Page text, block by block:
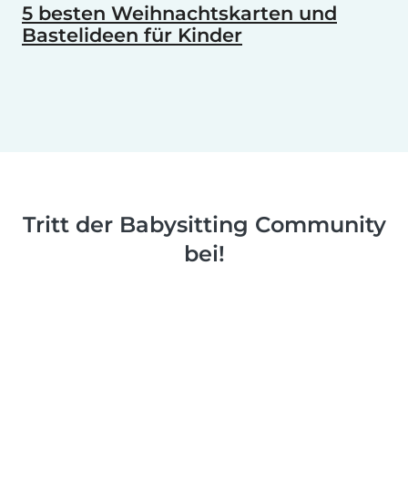
5 besten Weihnachtskarten und
Bastelideen für Kinder
Tritt der Babysitting Community
bei!